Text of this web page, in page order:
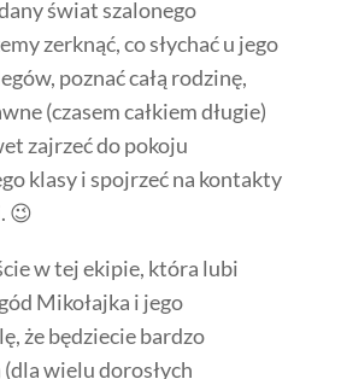
świat szalonego
zerknąć, co słychać u jego
poznać całą rodzinę,
(czasem całkiem długie)
zajrzeć do pokoju
klasy i spojrzeć na kontakty
😉
w tej ekipie, która lubi
Mikołajka i jego
że będziecie bardzo
wielu dorosłych